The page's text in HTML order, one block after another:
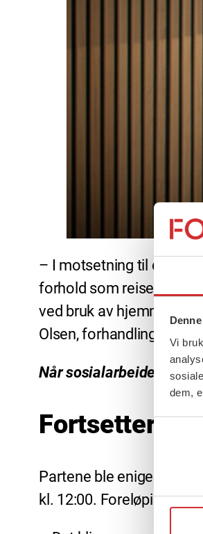
Vi
dem,
– I motsetning til den
forhold som reiser
ved bruk av
Olsen, forhandlingsleder i
Når sosialarbeidere
Fortsetter
Partene ble enige om
kl. 12:00. Foreløpig